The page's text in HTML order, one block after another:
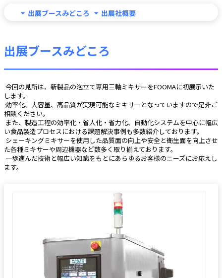
出展ブースみどころ 出展社概要
出展ブースみどころ
します。
相談ください。
い食品製造プロセスにおける課題解決事例も多数紹介しております。
た各種ミキサーや周辺機器など数多く取り揃えております。
ます。